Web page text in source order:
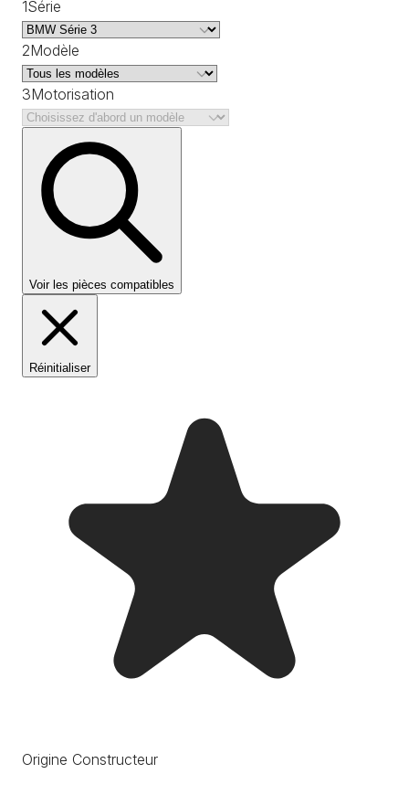
1Série
2Modèle
3Motorisation
Voir les pièces compatibles
Réinitialiser
Origine Constructeur